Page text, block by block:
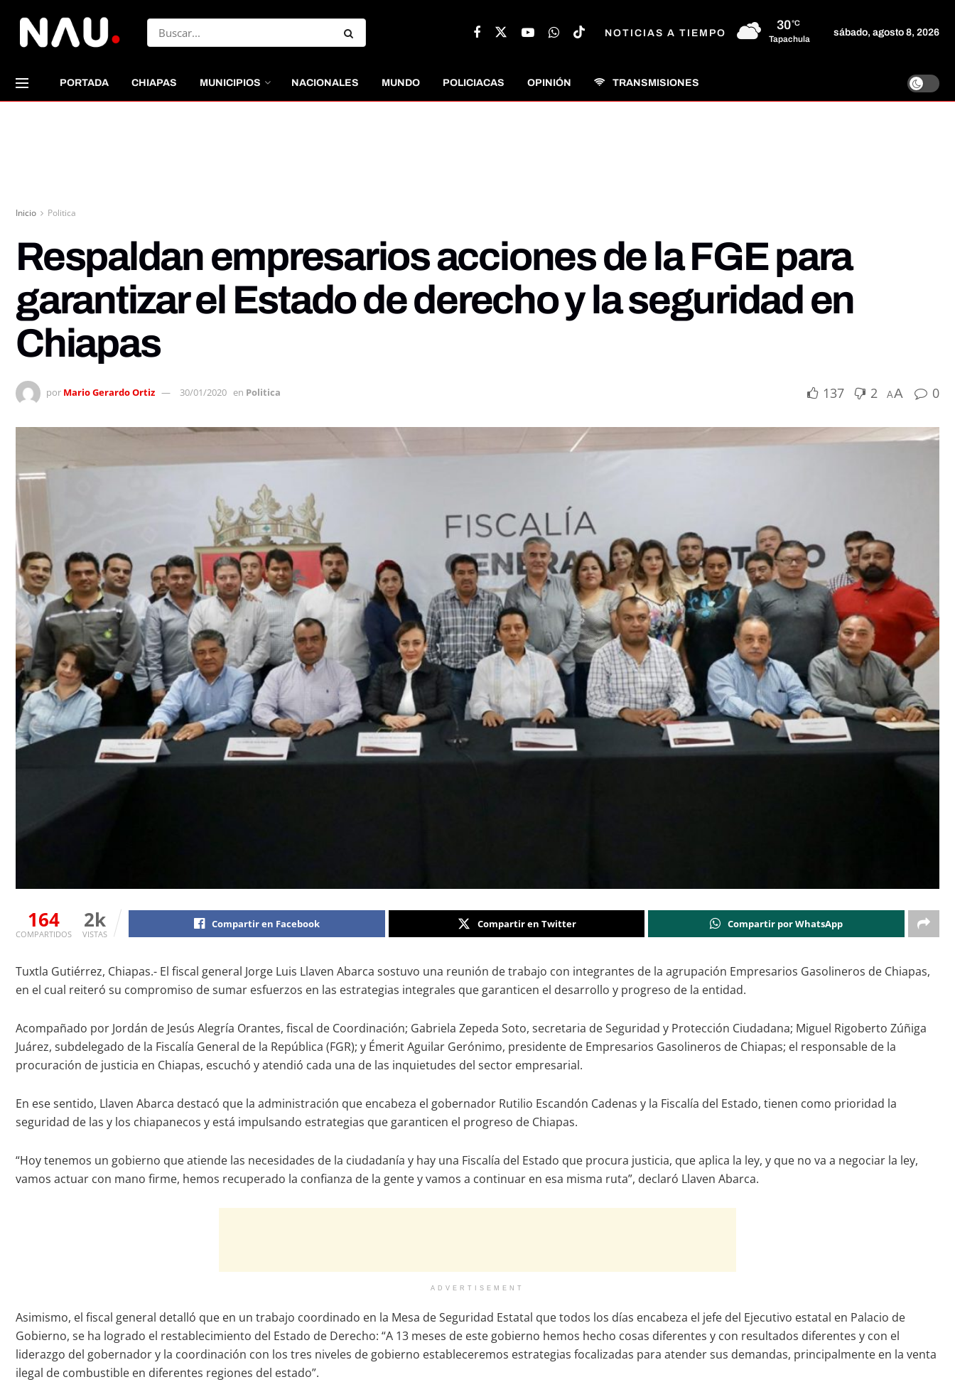
NOTICIAS A TIEMPO
30°C
Tapachula
sábado, agosto 8, 2026
PORTADA CHIAPAS MUNICIPIOS NACIONALES MUNDO POLICIACAS OPINIÓN TRANSMISIONES
Inicio Politica
Respaldan empresarios acciones de la FGE para
garantizar el Estado de derecho y la seguridad en
Chiapas
por Mario Gerardo Ortiz 30/01/2020 en Politica 137 2 AA 0
164
COMPARTIDOS
2k
VISTAS
Compartir en Facebook Compartir en Twitter Compartir por WhatsApp
Tuxtla Gutiérrez, Chiapas.- El fiscal general Jorge Luis Llaven Abarca sostuvo una reunión de trabajo con integrantes de la agrupación Empresarios Gasolineros de Chiapas,
en el cual reiteró su compromiso de sumar esfuerzos en las estrategias integrales que garanticen el desarrollo y progreso de la entidad.
Acompañado por Jordán de Jesús Alegría Orantes, fiscal de Coordinación; Gabriela Zepeda Soto, secretaria de Seguridad y Protección Ciudadana; Miguel Rigoberto Zúñiga
Juárez, subdelegado de la Fiscalía General de la República (FGR); y Émerit Aguilar Gerónimo, presidente de Empresarios Gasolineros de Chiapas; el responsable de la
procuración de justicia en Chiapas, escuchó y atendió cada una de las inquietudes del sector empresarial.
En ese sentido, Llaven Abarca destacó que la administración que encabeza el gobernador Rutilio Escandón Cadenas y la Fiscalía del Estado, tienen como prioridad la
seguridad de las y los chiapanecos y está impulsando estrategias que garanticen el progreso de Chiapas.
“Hoy tenemos un gobierno que atiende las necesidades de la ciudadanía y hay una Fiscalía del Estado que procura justicia, que aplica la ley, y que no va a negociar la ley,
vamos actuar con mano firme, hemos recuperado la confianza de la gente y vamos a continuar en esa misma ruta”, declaró Llaven Abarca.
ADVERTISEMENT
Asimismo, el fiscal general detalló que en un trabajo coordinado en la Mesa de Seguridad Estatal que todos los días encabeza el jefe del Ejecutivo estatal en Palacio de
Gobierno, se ha logrado el restablecimiento del Estado de Derecho: “A 13 meses de este gobierno hemos hecho cosas diferentes y con resultados diferentes y con el
liderazgo del gobernador y la coordinación con los tres niveles de gobierno estableceremos estrategias focalizadas para atender sus demandas, principalmente en la venta
ilegal de combustible en diferentes regiones del estado”.